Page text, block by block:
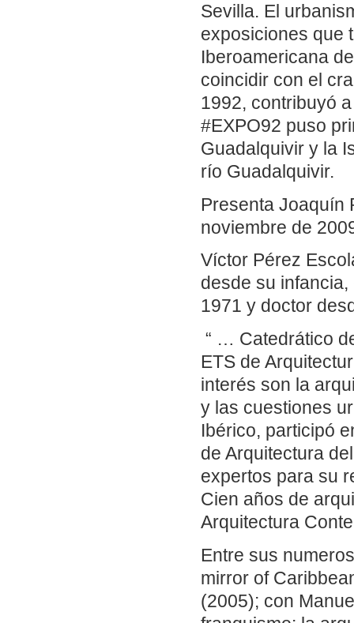
Sevilla. El
exposiciones que
Iberoamericana
coincidir con el
1992, contribuyó
#EXPO92 puso
Guadalquivir y la
río Guadalquivir.
Presenta Joaquín
noviembre de
Víctor Pérez
desde su
1971 y doctor
“ … Catedrático
ETS de
interés son la
y las cuestiones
Ibérico, participó
de Arquitectura
expertos para su
Cien años de
Arquitectura
Entre sus
mirror of
(2005); con